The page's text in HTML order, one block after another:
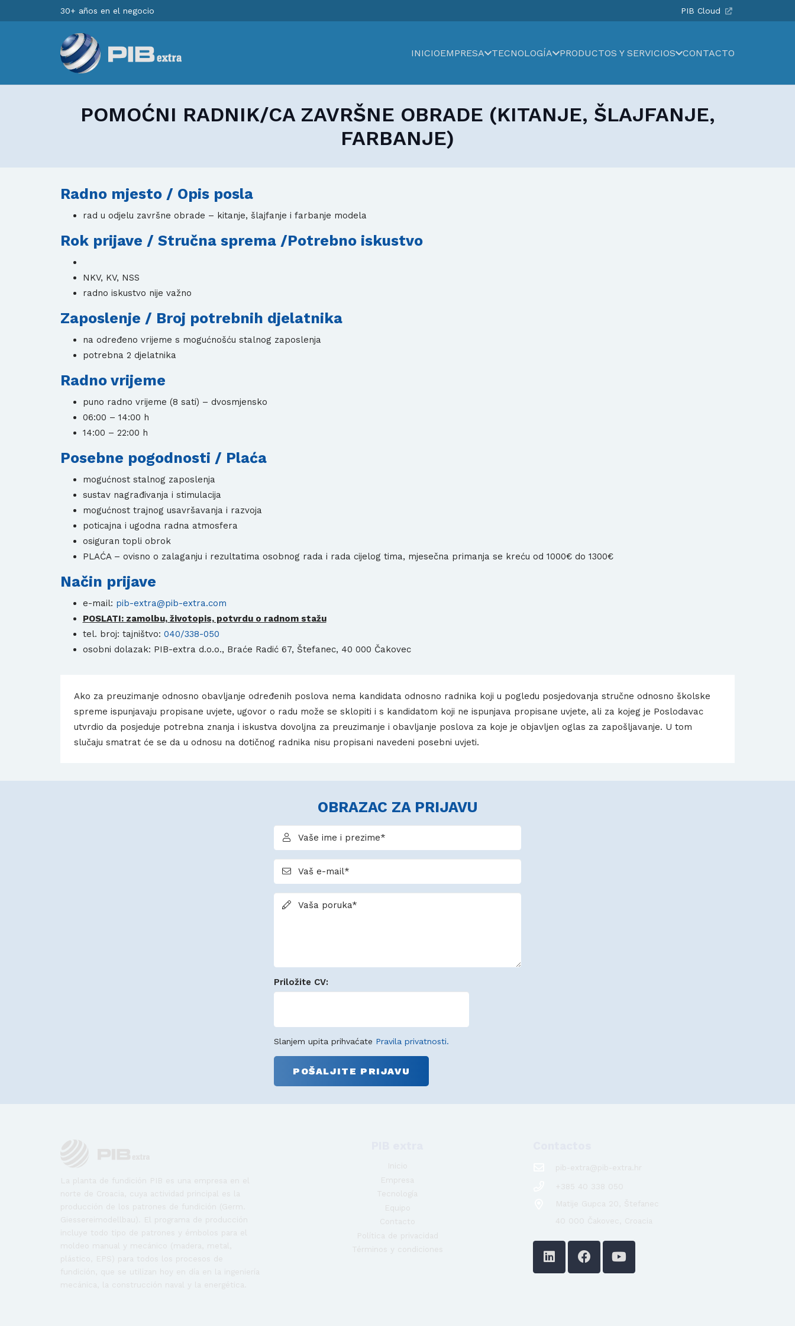
30+ años en el negocio PIB Cloud
INICIOEMPRESA TECNOLOGÍA PRODUCTOS Y SERVICIOS CONTACTO
POMOĆNI RADNIK/CA ZAVRŠNE OBRADE (KITANJE, ŠLAJFANJE,
FARBANJE)
Radno mjesto / Opis posla
rad u odjelu završne obrade – kitanje, šlajfanje i farbanje modela
Rok prijave / Stručna sprema /Potrebno iskustvo
NKV, KV, NSS
radno iskustvo nije važno
Zaposlenje / Broj potrebnih djelatnika
na određeno vrijeme s mogućnošću stalnog zaposlenja
potrebna 2 djelatnika
Radno vrijeme
puno radno vrijeme (8 sati) – dvosmjensko
06:00 – 14:00 h
14:00 – 22:00 h
Posebne pogodnosti / Plaća
mogućnost stalnog zaposlenja
sustav nagrađivanja i stimulacija
mogućnost trajnog usavršavanja i razvoja
poticajna i ugodna radna atmosfera
osiguran topli obrok
PLAĆA – ovisno o zalaganju i rezultatima osobnog rada i rada cijelog tima, mjesečna primanja se kreću od 1000€ do 1300€
Način prijave
e-mail: pib-extra@pib-extra.com
POSLATI: zamolbu, životopis, potvrdu o radnom stažu
tel. broj: tajništvo: 040/338-050
osobni dolazak: PIB-extra d.o.o., Braće Radić 67, Štefanec, 40 000 Čakovec
Ako za preuzimanje odnosno obavljanje određenih poslova nema kandidata odnosno radnika koji u pogledu posjedovanja stručne odnosno školske
spreme ispunjavaju propisane uvjete, ugovor o radu može se sklopiti i s kandidatom koji ne ispunjava propisane uvjete, ali za kojeg je Poslodavac
utvrdio da posjeduje potrebna znanja i iskustva dovoljna za preuzimanje i obavljanje poslova za koje je objavljen oglas za zapošljavanje. U tom
slučaju smatrat će se da u odnosu na dotičnog radnika nisu propisani navedeni posebni uvjeti.
OBRAZAC ZA PRIJAVU
Vaše ime i prezime*
Vaš e-mail*
Vaša poruka*
Priložite CV:
Slanjem upita prihvaćate Pravila privatnosti.
La planta de fundición PIB es una empresa en el
norte de Croacia, cuya actividad principal es la
producción de los patrones de fundición (Germ.
Giessereimodellbau). El programa de producción
incluye todo tipo de patrones y émbolos para el
moldeo manual y mecánico (madera, metal,
plástico, EPS) para todos los procesos de
fundición, que se utilizan hoy en día en la ingeniería
mecánica, la construcción naval y la energética.
Inicio
Empresa
Tecnología
Equipo
Contacto
Política de privacidad
Términos y condiciones
pib-extra@pib-extra.hr
+385 40 338 050
Matije Gupca 20, Štefanec
40 000 Čakovec, Croacia